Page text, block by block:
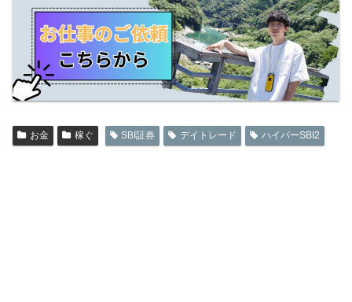
お金 稼ぐ SBI証券 デイトレード ハイパーSBI2